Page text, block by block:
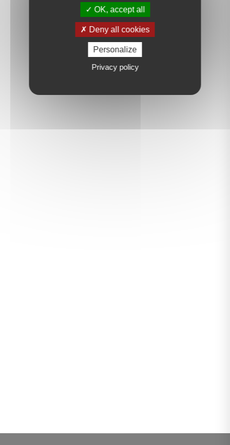
OK, accept all
Deny all cookies
Personalize
Privacy policy